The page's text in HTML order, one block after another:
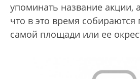
упоминать название акции,
что в это время собираются
самой площади или ее